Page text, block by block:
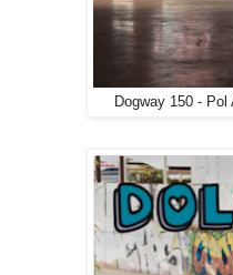
Dogway 150 -